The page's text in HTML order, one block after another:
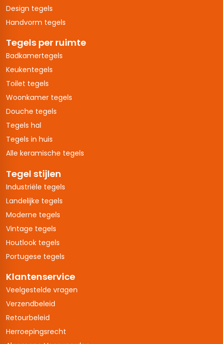
Design tegels
Handvorm tegels
Tegels per ruimte
Badkamertegels
Keukentegels
Toilet tegels
Woonkamer tegels
Douche tegels
Tegels hal
Tegels in huis
Alle keramische tegels
Tegel stijlen
Industriële tegels
Landelijke tegels
Moderne tegels
Vintage tegels
Houtlook tegels
Portugese tegels
Klantenservice
Veelgestelde vragen
Verzendbeleid
Retourbeleid
Herroepingsrecht